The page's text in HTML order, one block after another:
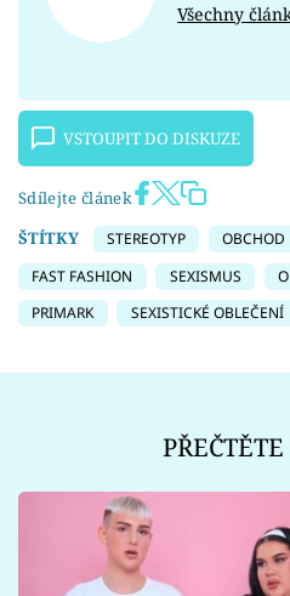
Všechny
VSTOUPIT DO DISKUZE
Sdílejte článek
ŠTÍTKY
STEREOTYP OBCHOD
FAST FASHION
SEXISMUS
PRIMARK
SEXISTICKÉ OBLEČENÍ